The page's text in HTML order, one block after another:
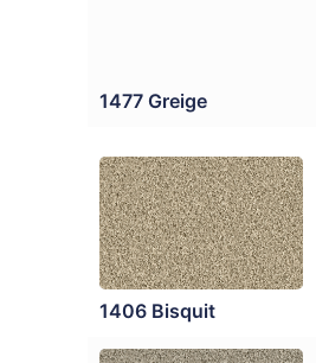
1477 Greige
1406 Bisquit